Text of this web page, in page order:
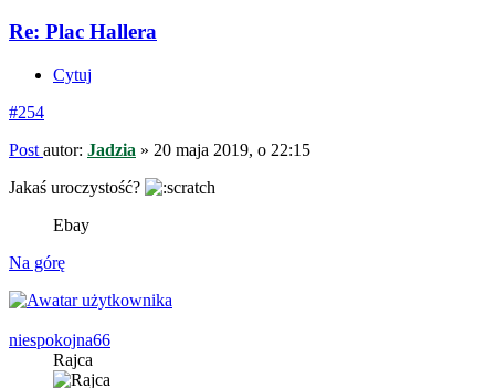
Re: Plac Hallera
Cytuj
#254
Post autor: Jadzia » 20 maja 2019, o 22:15
Jakaś uroczystość?
Ebay
Na górę
niespokojna66
Rajca